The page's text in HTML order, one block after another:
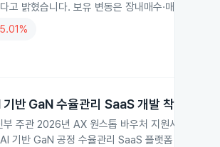
고 밝혔습니다. 보유 변동은 장내매수·매도에 따
반 GaN 수율관리 SaaS 개발 착수
부 주관 2026년 AX 원스톱 바우처 지원사업의 주
기반 GaN 공정 수율관리 SaaS 플랫폼 개발에